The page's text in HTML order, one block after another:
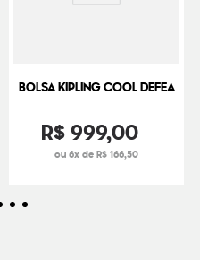
BOLSA KIPLING COOL DEFEA
R$999,00
ou 6x de R$ 166,50